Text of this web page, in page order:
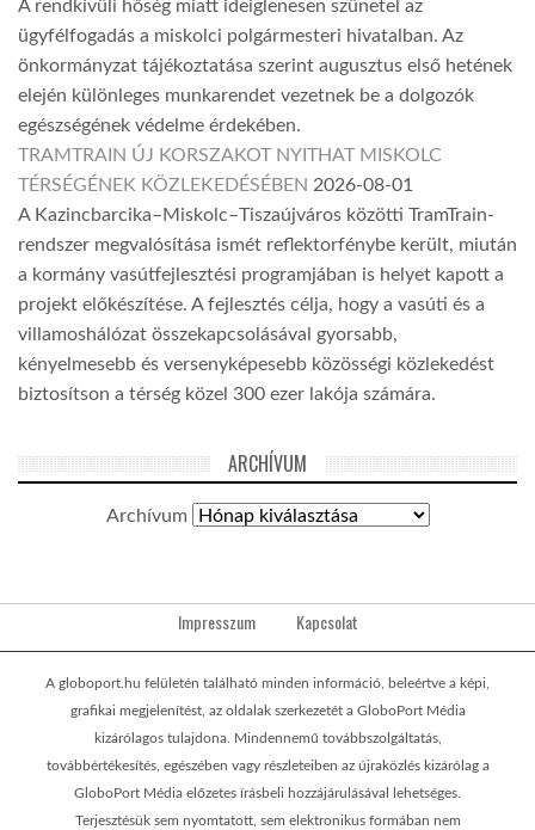
A rendkívüli hőség miatt ideiglenesen szünetel az
ügyfélfogadás a miskolci polgármesteri hivatalban. Az
önkormányzat tájékoztatása szerint augusztus első hetének
elején különleges munkarendet vezetnek be a dolgozók
egészségének védelme érdekében.
TRAMTRAIN ÚJ KORSZAKOT NYITHAT MISKOLC
TÉRSÉGÉNEK KÖZLEKEDÉSÉBEN 2026-08-01
A Kazincbarcika–Miskolc–Tiszaújváros közötti TramTrain-
rendszer megvalósítása ismét reflektorfénybe került, miután
a kormány vasútfejlesztési programjában is helyet kapott a
projekt előkészítése. A fejlesztés célja, hogy a vasúti és a
villamoshálózat összekapcsolásával gyorsabb,
kényelmesebb és versenyképesebb közösségi közlekedést
biztosítson a térség közel 300 ezer lakója számára.
ARCHÍVUM
Archívum
Impresszum Kapcsolat
A globoport.hu felületén található minden információ, beleértve a képi,
grafikai megjelenítést, az oldalak szerkezetét a GloboPort Média
kizárólagos tulajdona. Mindennemű továbbszolgáltatás,
továbbértékesítés, egészében vagy részleteiben az újraközlés kizárólag a
GloboPort Média előzetes írásbeli hozzájárulásával lehetséges.
Terjesztésük sem nyomtatott, sem elektronikus formában nem